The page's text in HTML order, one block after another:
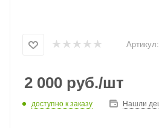
Артикул:
2 000 руб./шт
доступно к заказу Нашли